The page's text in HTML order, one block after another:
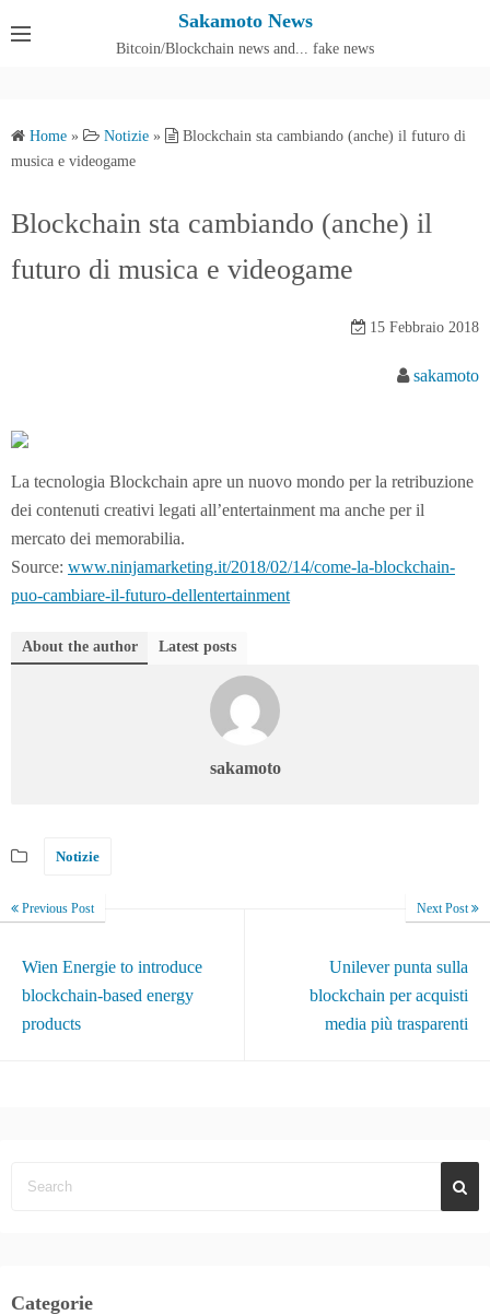
Sakamoto News
Bitcoin/Blockchain news and... fake news
Home » Notizie »
Blockchain sta cambiando (anche) il futuro di
musica e videogame
Blockchain sta cambiando (anche) il
futuro di musica e videogame
15 Febbraio 2018
sakamoto
La tecnologia Blockchain apre un nuovo mondo per la retribuzione
dei contenuti creativi legati all’entertainment ma anche per il
mercato dei memorabilia.
Source: www.ninjamarketing.it/2018/02/14/come-la-blockchain-
puo-cambiare-il-futuro-dellentertainment
About the author Latest posts
sakamoto
Notizie
Previous Post
Wien Energie to introduce
blockchain-based energy
products
Next Post
Unilever punta sulla
blockchain per acquisti
media più trasparenti
Categorie